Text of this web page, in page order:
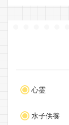
心霊
水子供養